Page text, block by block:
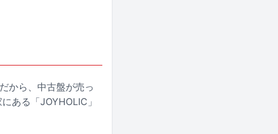
から、中古盤が売っ
ある「JOYHOLIC」